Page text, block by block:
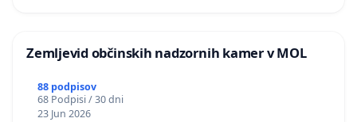
Zemljevid občinskih nadzornih kamer v MOL
88 podpisov
68 Podpisi / 30 dni
23 Jun 2026